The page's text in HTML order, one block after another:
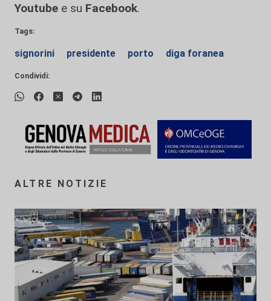
Youtube e su Facebook.
Tags:
signorini presidente porto diga foranea
Condividi:
ALTRE NOTIZIE